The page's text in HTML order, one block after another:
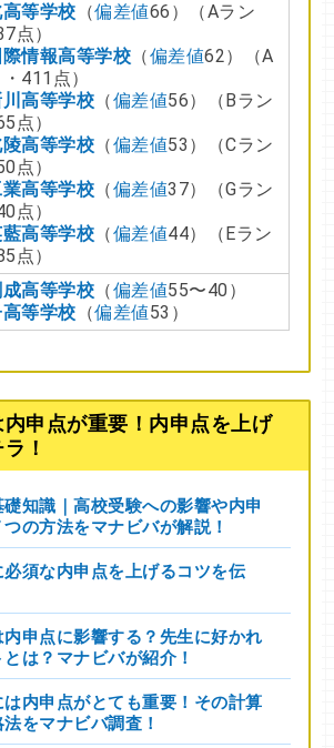
等学校 （偏差値66）（Aラン
点）
情報高等学校 （偏差値62）（A
411点）
高等学校 （偏差値56）（Bラン
点）
高等学校 （偏差値53）（Cラン
点）
高等学校 （偏差値37）（Gラン
点）
高等学校 （偏差値44）（Eラン
点）
高等学校 （偏差値55〜40）
等学校 （偏差値53）
申点が重要！内申点を上げ
！
知識｜高校受験への影響や内申
の方法をマナビバが解説！
須な内申点を上げるコツを伝
申点に影響する？先生に好かれ
は？マナビバが紹介！
内申点がとても重要！その計算
をマナビバ調査！